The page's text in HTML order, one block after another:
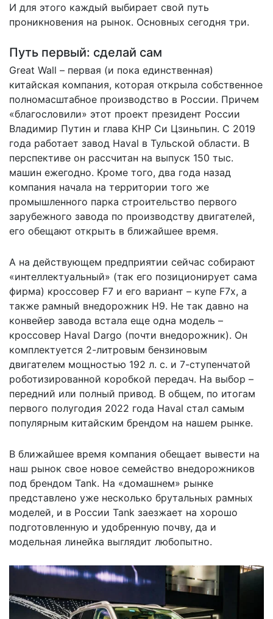
И для этого каждый выбирает свой путь
проникновения на рынок. Основных сегодня три.
Путь первый: сделай сам
Great Wall – первая (и пока единственная)
китайская компания, которая открыла собственное
полномасштабное производство в России. Причем
«благословили» этот проект президент России
Владимир Путин и глава КНР Си Цзиньпин. С 2019
года работает завод Haval в Тульской области. В
перспективе он рассчитан на выпуск 150 тыс.
машин ежегодно. Кроме того, два года назад
компания начала на территории того же
промышленного парка строительство первого
зарубежного завода по производству двигателей,
его обещают открыть в ближайшее время.
А на действующем предприятии сейчас собирают
«интеллектуальный» (так его позиционирует сама
фирма) кроссовер F7 и его вариант – купе F7x, а
также рамный внедорожник H9. Не так давно на
конвейер завода встала еще одна модель –
кроссовер Haval Dargo (почти внедорожник). Он
комплектуется 2-литровым бензиновым
двигателем мощностью 192 л. с. и 7-ступенчатой
роботизированной коробкой передач. На выбор –
передний или полный привод. В общем, по итогам
первого полугодия 2022 года Haval стал самым
популярным китайским брендом на нашем рынке.
В ближайшее время компания обещает вывести на
наш рынок свое новое семейство внедорожников
под брендом Tank. На «домашнем» рынке
представлено уже несколько брутальных рамных
моделей, и в России Tank заезжает на хорошо
подготовленную и удобренную почву, да и
модельная линейка выглядит любопытно.